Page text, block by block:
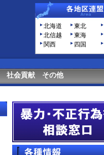
北海道 東北
北信越
東海
関西
四国
社会貢献 その他